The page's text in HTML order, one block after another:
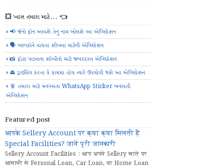
💥 ખાસ તમારા માટે... 👈
📢 જેનો ફોન આવશે તેનું નામ બોલશે આ એપ્લિકેશન
🗣️ બાળકોને વાંચતા શીખવા માટેની એપ્લિકેશન
📸 ફોટા પાડવાના શોખીનો માટે જબરદસ્ત એપ્લિકેશન
🚘 ડ્રાઈવિંગ કરતા કે કામમાં હોય ત્યારે ઉપયોગી થશે આ એપ્લિકેશન
🧚 તમારા માટે મનગમતા WhatsApp Sticker બનાવતી
એપ્લિકેશન
Featured post
आपके Sellery Account पर क्या क्या मिलती हैं
Special Facilities? जानें पूरी जानकारी
Sellery Account Facilities : आप अपने Sellery खाते पर
आसानी से Personal Loan, Car Loan, या Home Loan